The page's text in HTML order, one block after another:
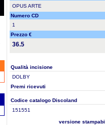
OPUS ARTE
Numero CD
1
Prezzo €
36.5
Qualità incisione
DOLBY
Premi ricevuti
Codice catalogo Discoland
151551
versione